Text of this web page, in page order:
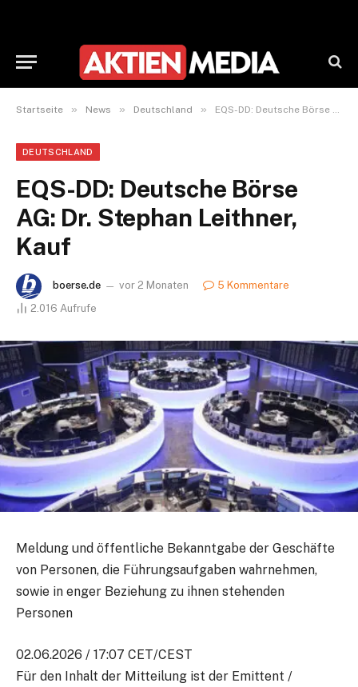
Startseite » News » Deutschland » EQS-DD: Deutsche Börse AG: Dr. Stephan Leithner, Kauf
DEUTSCHLAND
EQS-DD: Deutsche Börse
AG: Dr. Stephan Leithner,
Kauf
boerse.de vor 2 Monaten
5 Kommentare
2.016 Aufrufe
Meldung und öffentliche Bekanntgabe der Geschäfte
von Personen, die Führungsaufgaben wahrnehmen,
sowie in enger Beziehung zu ihnen stehenden
Personen
02.06.2026 / 17:07 CET/CEST
Für den Inhalt der Mitteilung ist der Emittent /